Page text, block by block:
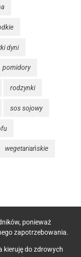
dyni
pomidory
rodzynki
sos sojowy
wegetariańskie
ponieważ
zapotrzebowania.
kieruję do zdrowych